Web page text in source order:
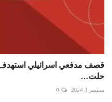
قصف مدفعي اسرائيلي استهدف
حلت...
سبتمبر 1, 2024 0